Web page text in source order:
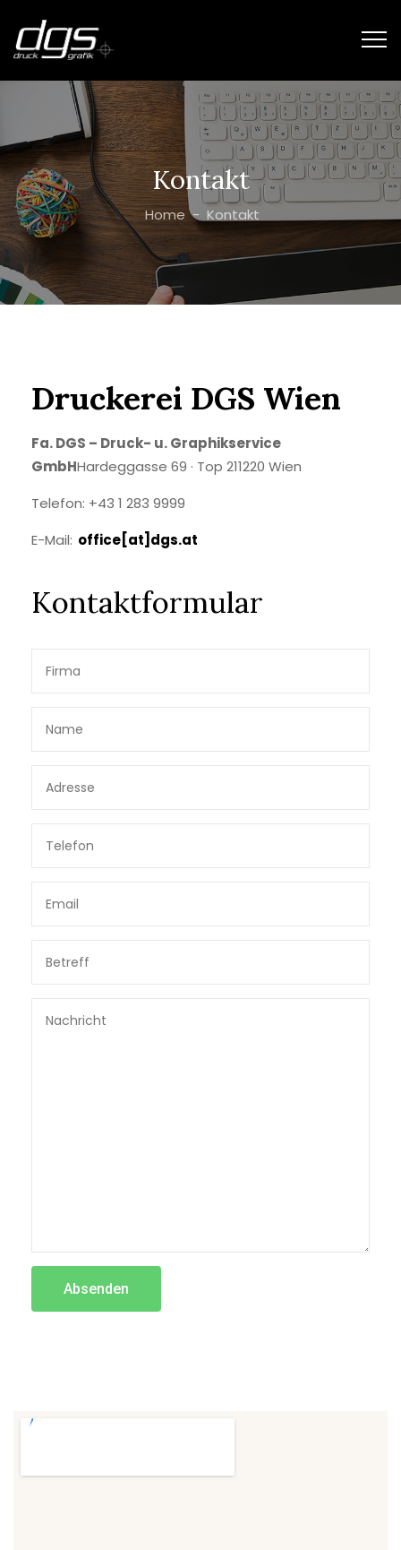
Kontakt
Home - Kontakt
Druckerei DGS Wien
Fa. DGS – Druck- u. Graphikservice
GmbHHardeggasse 69 · Top 211220 Wien
Telefon: +43 1 283 9999
E-Mail: office[at]dgs.at
Kontaktformular